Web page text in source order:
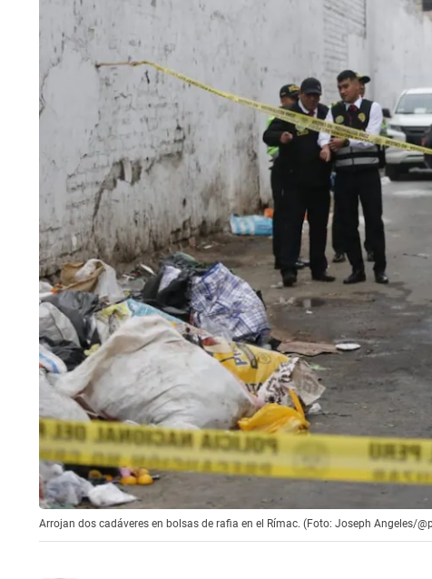
Arrojan dos cadáveres en bolsas de rafia en el Rímac. (Foto: Joseph Angeles/